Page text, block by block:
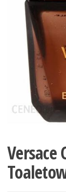
Versace